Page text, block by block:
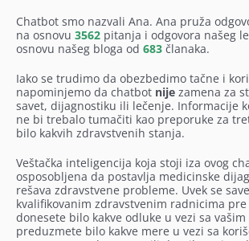
Chatbot smo nazvali Ana. Ana pruža
na osnovu 3562 pitanja i odgovora našeg
osnovu našeg bloga od 683 članaka.
Iako se trudimo da obezbedimo tačne i
napominjemo da chatbot nije zamena za
savet, dijagnostiku ili lečenje. Informacije
ne bi trebalo tumačiti kao preporuke za
bilo kakvih zdravstvenih stanja.
Veštačka inteligencija koja stoji iza ovog
osposobljena da postavlja medicinske
rešava zdravstvene probleme. Uvek se
kvalifikovanim zdravstvenim radnicima pre
donesete bilo kakve odluke u vezi sa
preduzmete bilo kakve mere u vezi sa